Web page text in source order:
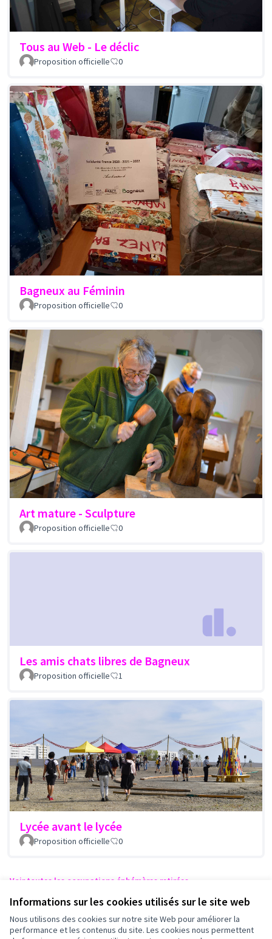
Informations sur les cookies utilisés sur le site web
Nous utilisons des cookies sur notre site Web pour améliorer la
performance et les contenus du site. Les cookies nous permettent
Tous au Web - Le déclic
Proposition officielle 0
Bagneux au Féminin
Proposition officielle 0
Art mature - Sculpture
Proposition officielle 0
Les amis chats libres de Bagneux
Proposition officielle 1
Lycée avant le lycée
Proposition officielle 0
Voir toutes les occupations éphémères retirées
Conditions d'utilisation
Paramètres des cookies